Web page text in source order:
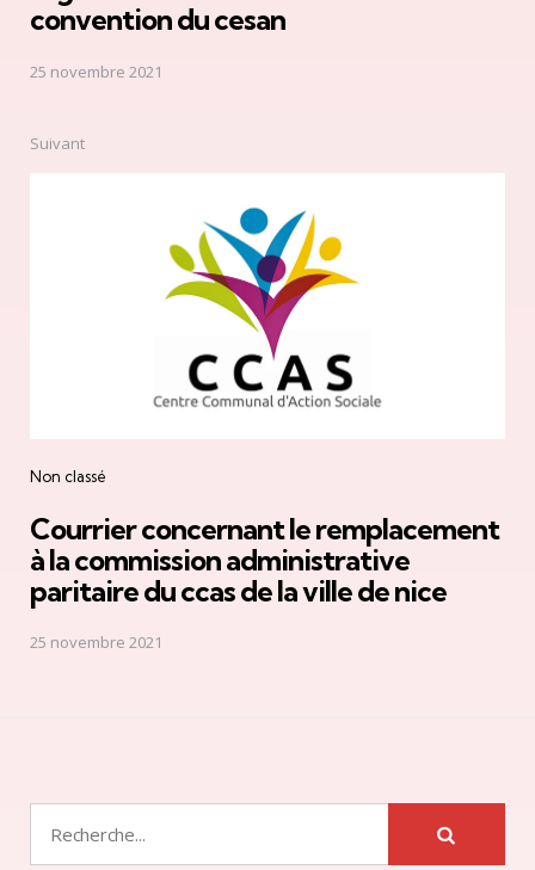
convention du cesan
25 novembre 2021
Suivant
Non classé
Courrier concernant le remplacement
à la commission administrative
paritaire du ccas de la ville de nice
25 novembre 2021